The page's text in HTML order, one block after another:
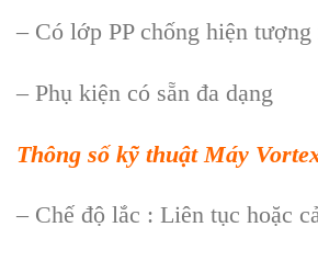
– Có lớp PP chống hiện
– Phụ kiện có sẵn đa dạng
Thông số kỹ thuật Máy
– Chế độ lắc : Liên tục hoặc